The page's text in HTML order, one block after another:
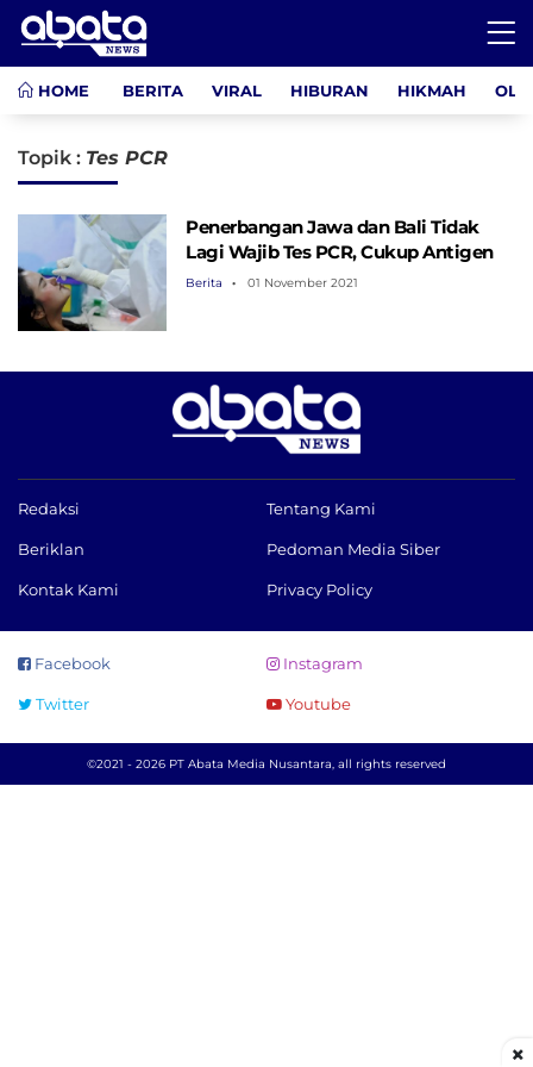
HOME BERITA VIRAL HIBURAN HIKMAH
Topik : Tes PCR
Penerbangan Jawa dan Bali Tidak
Lagi Wajib Tes PCR, Cukup Antigen
Berita 01 November 2021
Redaksi Tentang Kami
Beriklan Pedoman Media Siber
Kontak Kami Privacy Policy
Facebook Instagram
Twitter Youtube
©2021 - 2026 PT Abata Media Nusantara, all rights reserved
×